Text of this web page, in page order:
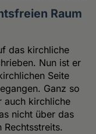
Raum
das kirchliche
Nun ist er
Seite
Ganz so
auch kirchliche
nicht über das
Rechtsstreits.